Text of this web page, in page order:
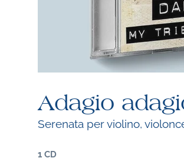
Adagio
Serenata per violino,
1 CD